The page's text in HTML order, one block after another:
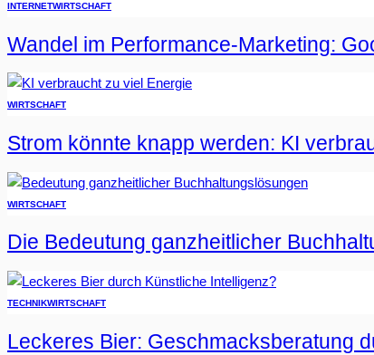
INTERNETWIRTSCHAFT
Wandel im Performance-Marketing:
WIRTSCHAFT
Strom könnte knapp werden: KI
WIRTSCHAFT
Die Bedeutung ganzheitlicher
TECHNIKWIRTSCHAFT
Leckeres Bier: Geschmacksberatung